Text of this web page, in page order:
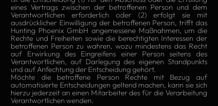
eines Vertrags zwischen der betroffenen Person und dem
Verantwortlichen erforderlich oder (2) erfolgt sie mit
ausdrücklicher Einwilligung der betroffenen Person, trifft das
Hunting Phoenix GmbH angemessene Maßnahmen, um die
Rechte und Freiheiten sowie die berechtigten Interessen der
betroffenen Person zu wahren, wozu mindestens das Recht
auf Erwirkung des Eingreifens einer Person seitens des
Verantwortlichen, auf Darlegung des eigenen Standpunkts
und auf Anfechtung der Entscheidung gehört.
Möchte die betroffene Person Rechte mit Bezug auf
automatisierte Entscheidungen geltend machen, kann sie sich
hierzu jederzeit an einen Mitarbeiter des für die Verarbeitung
Verantwortlichen wenden.